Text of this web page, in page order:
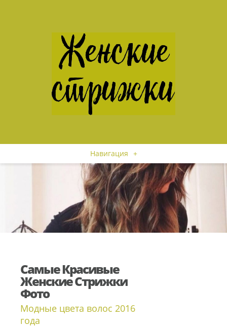
Навигация +
Самые Красивые
Женские Стрижки
Фото
Модные цвета волос 2016
года